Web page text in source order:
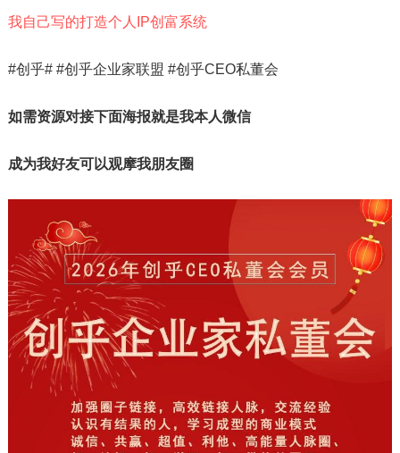
我自己写的打造个人IP创富系统
#创乎# #创乎企业家联盟 #创乎CEO私董会
如需资源对接下面海报就是我本人微信
成为我好友可以观摩我朋友圈